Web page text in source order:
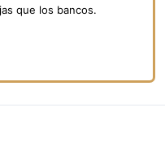
que los bancos.